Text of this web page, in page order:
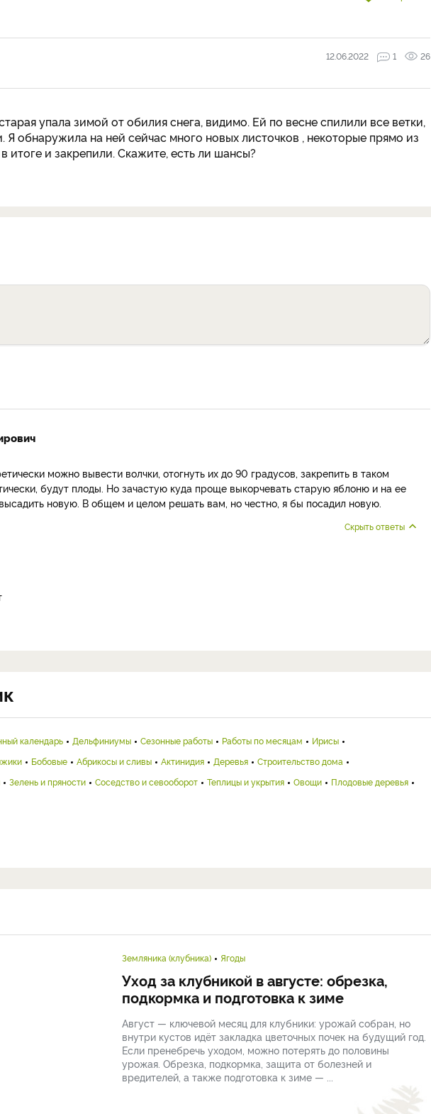
12.06.2022 1 26
упала зимой от обилия снега, видимо. Ей по весне спилили все ветки,
Я обнаружила на ней сейчас много новых листочков , некоторые прямо из
итоге и закрепили. Скажите, есть ли шансы?
можно вывести волчки, отогнуть их до 90 градусов, закрепить в таком
будут плоды. Но зачастую куда проще выкорчевать старую яблоню и на ее
новую. В общем и целом решать вам, но честно, я бы посадил новую.
Скрыть ответы
календарь Дельфиниумы Сезонные работы Работы по месяцам
Ирисы
Бобовые Абрикосы и сливы Актинидия Деревья
Строительство дома
Зелень и пряности Соседство и севооборот Теплицы и укрытия Овощи
Плодовые деревья
Земляника (клубника) Ягоды
Уход за клубникой в августе: обрезка,
подкормка и подготовка к зиме
Август — ключевой месяц для клубники: урожай собран, но
внутри кустов идёт закладка цветочных почек на будущий год.
Если пренебречь уходом, можно потерять до половины
урожая. Обрезка, подкормка, защита от болезней и
вредителей, а также подготовка к зиме — ...